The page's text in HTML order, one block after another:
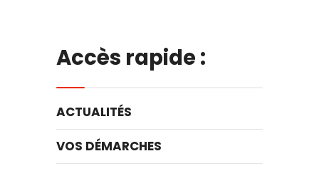
Accès rapide :
ACTUALITÉS
VOS DÉMARCHES